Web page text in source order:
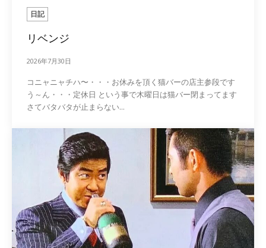
日記
リベンジ
2026年7月30日
コニャニャチハ〜・・・お休みを頂く猫バーの店主参段です
う～ん・・・定休日 という事で木曜日は猫バー閉まってます
さてバタバタが止まらない...